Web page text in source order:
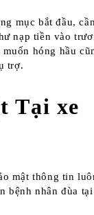
mục bắt đầu,
nạp tiền vào
hóng hầu
trợ.
Tại xe
mật thông tin
bệnh nhân đùa